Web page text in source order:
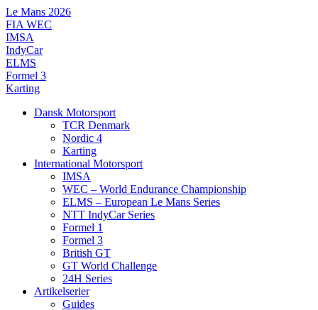
Videre
til
indhold
Le Mans 2026
FIA WEC
IMSA
IndyCar
ELMS
Formel 3
Karting
Dansk Motorsport
TCR Denmark
Nordic 4
Karting
International Motorsport
IMSA
WEC – World Endurance Championship
ELMS – European Le Mans Series
NTT IndyCar Series
Formel 1
Formel 3
British GT
GT World Challenge
24H Series
Artikelserier
Guides